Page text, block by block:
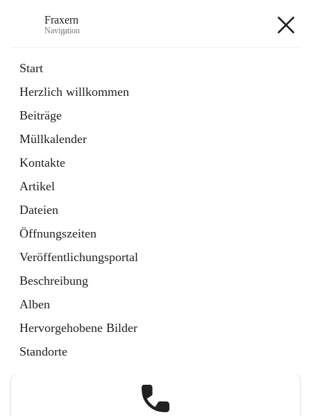
Fraxern
Navigation
Start
Herzlich willkommen
Beiträge
Müllkalender
Kontakte
Artikel
Dateien
Öffnungszeiten
Veröffentlichungsportal
Beschreibung
Alben
Hervorgehobene Bilder
Standorte
Ordner
in
Tab
Formulare
Artikel
öffnet
in
neuem
Tab